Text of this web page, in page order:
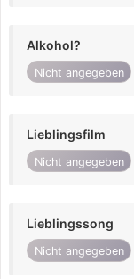
Alkohol?
Nicht angegeben
Lieblingsfilm
Nicht angegeben
Lieblingssong
Nicht angegeben